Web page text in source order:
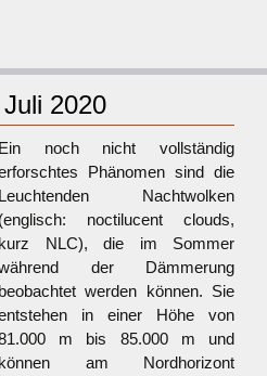
2020
Ein noch nicht vollständig
Phänomen sind die
Leuchtenden Nachtwolken
(englisch: noctilucent clouds,
kurz NLC), die im Sommer
der Dämmerung
beobachtet werden können. Sie
in einer Höhe von
m bis 85.000 m und
können am Nordhorizont